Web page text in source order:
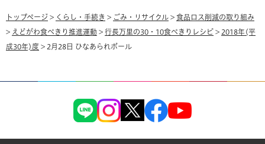
トップページ > くらし・手続き > ごみ・リサイクル > 食品ロス削減の取り組み
> えどがわ食べきり推進運動 > 行長万里の30・10食べきりレシピ > 2018年(平
成30年)度 > 2月28日 ひなあられボール